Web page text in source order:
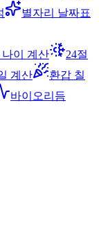
별자리 날짜표
나이 계산
24절
계산
환갑 칠
바이오리듬